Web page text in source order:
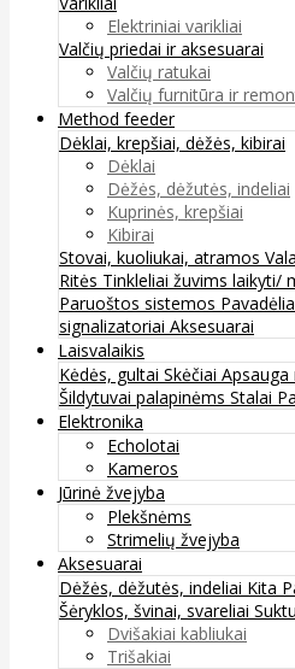
Elektriniai varikliai
Valčių priedai ir aksesuarai
Valčių ratukai
Valčių furnitūra ir
Method feeder
Dėklai, krepšiai, dėžės, kibirai
Dėklai
Dėžės, dėžutės, indeliai
Kuprinės, krepšiai
Kibirai
Stovai, kuoliukai, atramos
Ritės Tinkleliai žuvims laikyti/
Paruoštos sistemos
signalizatoriai Aksesuarai
Laisvalaikis
Kėdės, gultai Skėčiai
Šildytuvai palapinėms Stalai
Elektronika
Echolotai
Kameros
Jūrinė žvejyba
Plekšnėms
Strimelių žvejyba
Aksesuarai
Dėžės, dėžutės, indeliai Kita
Šėryklos, švinai, svareliai
Dvišakiai kabliukai
Trišakiai